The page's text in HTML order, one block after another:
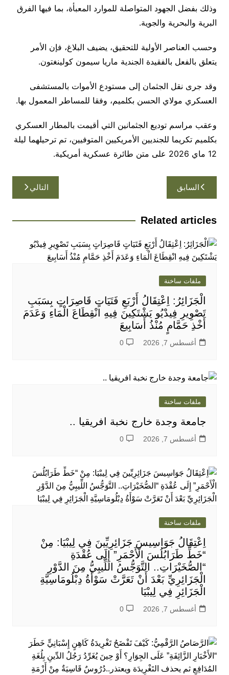
وذلك بفضل الجهود المتواصلة للموارد المعبأة، بما فيها الفرق
البرية والبحرية والجوية.
وحسب العناصر الأولية للتحقيق، يضيف البلاغ، فإن الأمر
يتعلق بالفعل بالفقيدة الجندية ماريا سيمون كولينغتون.
وقد جرى نقل الجثمان إلى مستودع الأموات بالمستشفى
العسكري مولاي الحسن بكلميم، وفقا للمساطر المعمول بها.
وعقب مراسم توديع الجثمانين التي أقيمت بالمطار العسكري
بكلميم تكريما للجنديين الأمريكيين المتوفيين، تم ترحيلهما ليلة
12 ماي 2026 على متن طائرة عسكرية أمريكية.
تصفّح
المقالات
السابق التالي
Related articles
ملفات ساخنة
الْجَزَائِرُ: اِعْتِقَالُ أَرْبَعِ فَتَيَاتٍ قَاصِرَاتٍ بِسَبَبِ
تَصْوِيرِ فِيدْيُو يَشْتَكِينَ فِيهِ انْقِطَاعَ الْمَاءِ وَعَدَمَ
أَخْذِ حَمَّامٍ مُنْذُ أَسَابِيعَ
أغسطس 7, 2026 0
ملفات ساخنة
جامعة وجدة خارج نخبة افريقيا ..
أغسطس 7, 2026 0
ملفات ساخنة
اِعْتِقَالُ جَوَاسِيسَ جَزَائِرِيِّينَ فِي لِيبْيَا: مِنْ
“خَطِّ طَرَابُلُسَ الْأَحْمَرِ” إِلَى عُقْدَةِ
“الصُّخَيْرَاتِ.. التَّوَجُّسُ اللِّيبِيُّ مِنَ الدَّوْرِ
الْجَزَائِرِيِّ بَعْدَ أَنْ تَعَرَّتْ سَوْأَةُ دِبْلُومَاسِيَّةِ
الْجَزَائِرِ فِي لِيبْيَا
أغسطس 7, 2026 0